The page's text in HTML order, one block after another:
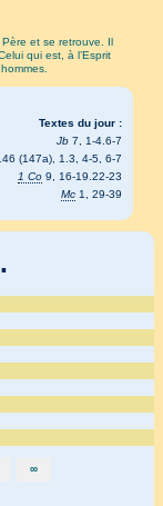
et se retrouve. Il
qui est, à l’Esprit
Textes du jour :
Jb 7, 1-4.6-7
(147a), 1.3, 4-5, 6-7
1 Co 9, 16-19.22-23
Mc 1, 29-39
∞